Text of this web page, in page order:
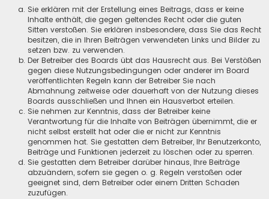
Sie erklären mit der Erstellung eines Beitrags, dass er keine
Inhalte enthält, die gegen geltendes Recht oder die guten
Sitten verstoßen. Sie erklären insbesondere, dass Sie das Recht
besitzen, die in Ihren Beiträgen verwendeten Links und Bilder zu
setzen bzw. zu verwenden.
Der Betreiber des Boards übt das Hausrecht aus. Bei Verstößen
gegen diese Nutzungsbedingungen oder anderer im Board
veröffentlichten Regeln kann der Betreiber Sie nach
Abmahnung zeitweise oder dauerhaft von der Nutzung dieses
Boards ausschließen und Ihnen ein Hausverbot erteilen.
Sie nehmen zur Kenntnis, dass der Betreiber keine
Verantwortung für die Inhalte von Beiträgen übernimmt, die er
nicht selbst erstellt hat oder die er nicht zur Kenntnis
genommen hat. Sie gestatten dem Betreiber, Ihr Benutzerkonto,
Beiträge und Funktionen jederzeit zu löschen oder zu sperren.
Sie gestatten dem Betreiber darüber hinaus, Ihre Beiträge
abzuändern, sofern sie gegen o. g. Regeln verstoßen oder
geeignet sind, dem Betreiber oder einem Dritten Schaden
zuzufügen.